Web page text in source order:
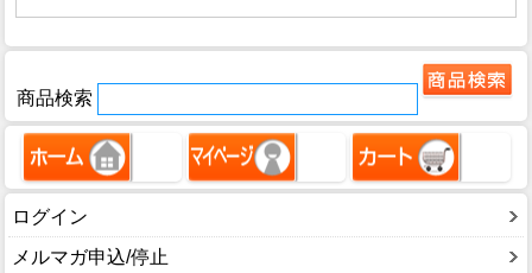
商品検索
ログイン
メルマガ申込/停止